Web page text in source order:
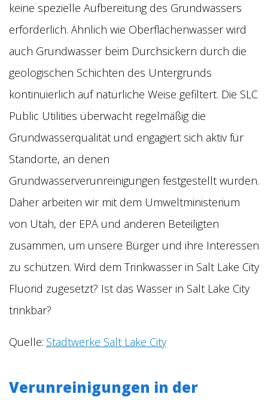
keine spezielle Aufbereitung des Grundwassers
erforderlich. Ähnlich wie Oberflächenwasser wird
auch Grundwasser beim Durchsickern durch die
geologischen Schichten des Untergrunds
kontinuierlich auf natürliche Weise gefiltert. Die SLC
Public Utilities überwacht regelmäßig die
Grundwasserqualität und engagiert sich aktiv für
Standorte, an denen
Grundwasserverunreinigungen festgestellt wurden.
Daher arbeiten wir mit dem Umweltministerium
von Utah, der EPA und anderen Beteiligten
zusammen, um unsere Bürger und ihre Interessen
zu schützen. Wird dem Trinkwasser in Salt Lake City
Fluorid zugesetzt? Ist das Wasser in Salt Lake City
trinkbar?
Quelle: Stadtwerke Salt Lake City
Verunreinigungen in der